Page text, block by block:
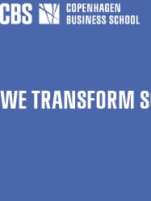
WE TRANSFORM